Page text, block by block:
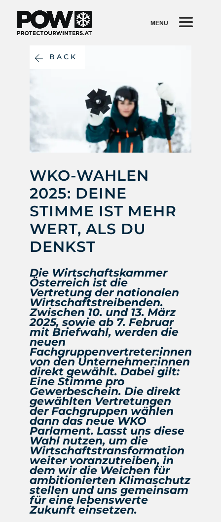
BACK
WKO-WAHLEN
2025: DEINE
STIMME IST MEHR
WERT, ALS DU
DENKST
Die Wirtschaftskammer
Österreich ist die
Vertretung der nationalen
Wirtschaftstreibenden.
Zwischen 10. und 13. März
2025, sowie ab 7. Februar
mit Briefwahl, werden die
neuen
Fachgruppenvertreter:innen
von den Unternehmer:innen
direkt gewählt. Dabei gilt:
Eine Stimme pro
Gewerbeschein. Die direkt
gewählten Vertretungen
der Fachgruppen wählen
dann das neue WKO
Parlament. Lasst uns diese
Wahl nutzen, um die
Wirtschaftstransformation
weiter voranzutreiben, in
dem wir die Weichen für
ambitionierten Klimaschutz
stellen und uns gemeinsam
für eine lebenswerte
Zukunft einsetzen.